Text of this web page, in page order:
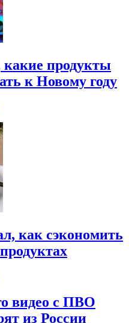
какие продукты
к Новому году
как сэкономить
видео с ПВО
из России